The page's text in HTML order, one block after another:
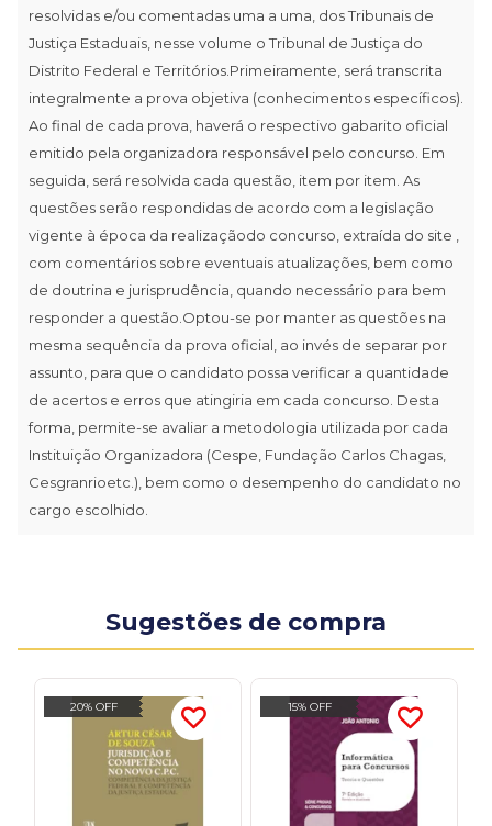
resolvidas e/ou comentadas uma a uma, dos Tribunais de
Justiça Estaduais, nesse volume o Tribunal de Justiça do
Distrito Federal e Territórios.Primeiramente, será transcrita
integralmente a prova objetiva (conhecimentos específicos).
Ao final de cada prova, haverá o respectivo gabarito oficial
emitido pela organizadora responsável pelo concurso. Em
seguida, será resolvida cada questão, item por item. As
questões serão respondidas de acordo com a legislação
vigente à época da realizaçãodo concurso, extraída do site ,
com comentários sobre eventuais atualizações, bem como
de doutrina e jurisprudência, quando necessário para bem
responder a questão.Optou-se por manter as questões na
mesma sequência da prova oficial, ao invés de separar por
assunto, para que o candidato possa verificar a quantidade
de acertos e erros que atingiria em cada concurso. Desta
forma, permite-se avaliar a metodologia utilizada por cada
Instituição Organizadora (Cespe, Fundação Carlos Chagas,
Cesgranrioetc.), bem como o desempenho do candidato no
cargo escolhido.
Sugestões de compra
20% OFF 15% OFF